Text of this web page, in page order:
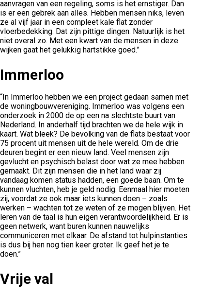
aanvragen van een regeling, soms is het ernstiger. Dan
is er een gebrek aan alles. Hebben mensen niks, leven
ze al vijf jaar in een compleet kale flat zonder
vloerbedekking. Dat zijn pittige dingen. Natuurlijk is het
niet overal zo. Met een kwart van de mensen in deze
wijken gaat het gelukkig hartstikke goed.”
Immerloo
“In Immerloo hebben we een project gedaan samen met
de woningbouwvereniging. Immerloo was volgens een
onderzoek in 2000 de op een na slechtste buurt van
Nederland. In anderhalf tijd brachten we de hele wijk in
kaart. Wat bleek? De bevolking van de flats bestaat voor
75 procent uit mensen uit de hele wereld. Om de drie
deuren begint er een nieuw land. Veel mensen zijn
gevlucht en psychisch belast door wat ze mee hebben
gemaakt. Dit zijn mensen die in het land waar zij
vandaag komen status hadden, een goede baan. Om te
kunnen vluchten, heb je geld nodig. Eenmaal hier moeten
zij, voordat ze ook maar iets kunnen doen – zoals
werken – wachten tot ze weten of ze mogen blijven. Het
leren van de taal is hun eigen verantwoordelijkheid. Er is
geen netwerk, want buren kunnen nauwelijks
communiceren met elkaar. De afstand tot hulpinstanties
is dus bij hen nog tien keer groter. Ik geef het je te
doen.”
Vrije val